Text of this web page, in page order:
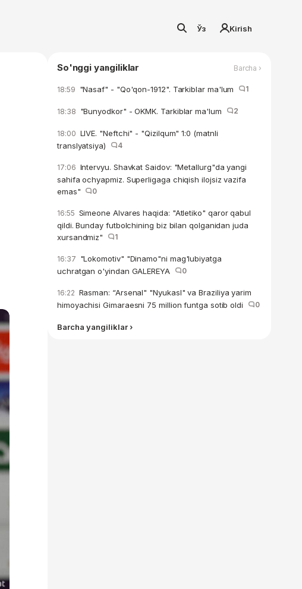
Ўз Kirish
So'nggi yangiliklar Barcha ›
18:59 "Nasaf" - "Qo'qon-1912". Tarkiblar ma'lum 1
18:38 "Bunyodkor" - OKMK. Tarkiblar ma'lum 2
18:00 LIVE. "Neftchi" - "Qizilqum" 1:0 (matnli
translyatsiya)
4
17:06 Intervyu. Shavkat Saidov: "Metallurg"da yangi
sahifa ochyapmiz. Superligaga chiqish ilojsiz vazifa
emas"
0
16:55 Simeone Alvares haqida: "Atletiko" qaror qabul
qildi. Bunday futbolchining biz bilan qolganidan juda
xursandmiz"
1
16:37 "Lokomotiv" "Dinamo"ni mag'lubiyatga
uchratgan o'yindan GALEREYA
0
16:22 Rasman: “Arsenal" "Nyukasl" va Braziliya yarim
himoyachisi Gimaraesni 75 million funtga sotib oldi
0
Barcha yangiliklar ›